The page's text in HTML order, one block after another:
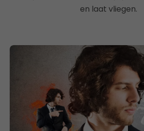
en laat vliegen.